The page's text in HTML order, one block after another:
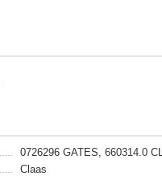
0726296 GATES, 660314.0
Claas